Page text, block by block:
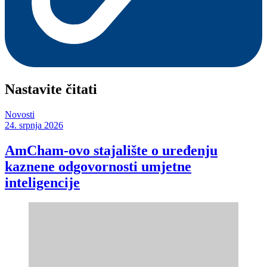
Nastavite čitati
Novosti
24. srpnja 2026
AmCham-ovo stajalište o uređenju
kaznene odgovornosti umjetne
inteligencije